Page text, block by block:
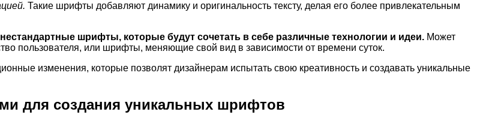
Такие шрифты добавляют динамику и оригинальность тексту, делая его более привлекательным
шрифты, которые будут сочетать в себе различные технологии и идеи. Может
пользователя, или шрифты, меняющие свой вид в зависимости от времени суток.
изменения, которые позволят дизайнерам испытать свою креативность и создавать уникальные
для создания уникальных шрифтов